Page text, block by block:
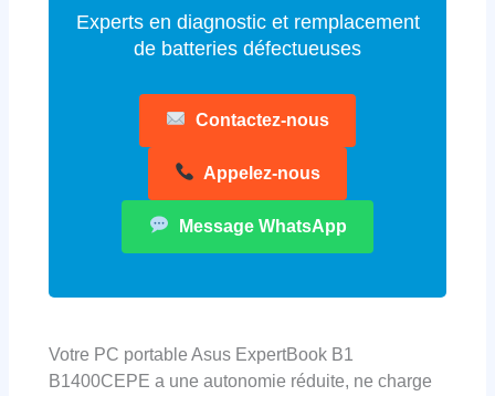
Experts en diagnostic et remplacement
de batteries défectueuses
Contactez-nous
Appelez-nous
Message WhatsApp
Votre PC portable Asus ExpertBook B1
B1400CEPE a une autonomie réduite, ne charge